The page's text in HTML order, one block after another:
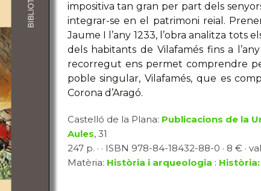
impositiva tan gran per part dels
integrar-se en el patrimoni reial.
Jaume I l’any 1233, l’obra analitza tots
dels habitants de Vilafamés fins a
recorregut ens permet comprendre
poble singular, Vilafamés, que es
Corona d’Aragó.
Castelló de la Plana: Publicacions de la
Aules, 31
247 p. · · ISBN 978-84-18432-88-0 · 8 € ·
Matèria: Història i arqueologia :